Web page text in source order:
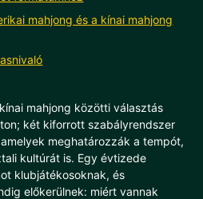
mahjong és a kínai mahjong
mahjong közötti választás
két kiforrott szabályrendszer
meghatározzák a tempót,
kultúrát is. Egy évtizede
klubjátékosoknak, és
előkerülnek: miért vannak